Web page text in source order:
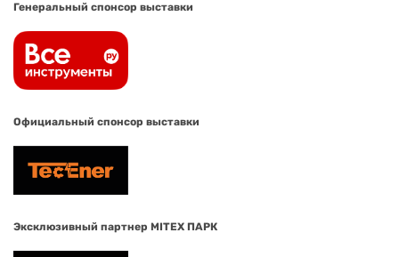
Генеральный спонсор выставки
Официальный спонсор выставки
Эксклюзивный партнер MITEX ПАРК